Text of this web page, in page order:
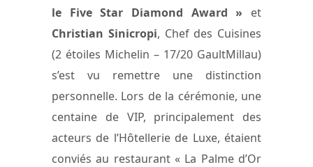
le Five Star Diamond Award » et
Christian Sinicropi, Chef des Cuisines
(2 étoiles Michelin – 17/20 GaultMillau)
s’est vu remettre une distinction
personnelle. Lors de la cérémonie, une
centaine de VIP, principalement des
acteurs de l’Hôtellerie de Luxe, étaient
conviés au restaurant « La Palme d’Or